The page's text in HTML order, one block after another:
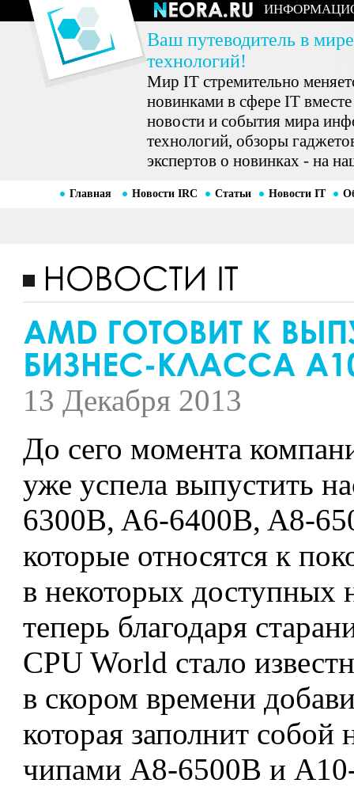
Ваш путеводитель в
технологий!
Мир IT стремительно
новинками в сфере IT
новости и события мира
технологий, обзоры
экспертов о новинках - на
Главная Новости IRC Статьи Новости IT
13 Декабря 2013
До сего момента
уже успела выпустить
6300B, A6-6400B, A8-
которые относятся к
в некоторых доступных
теперь благодаря
CPU World стало
в скором времени
которая заполнит
чипами A8-6500B и